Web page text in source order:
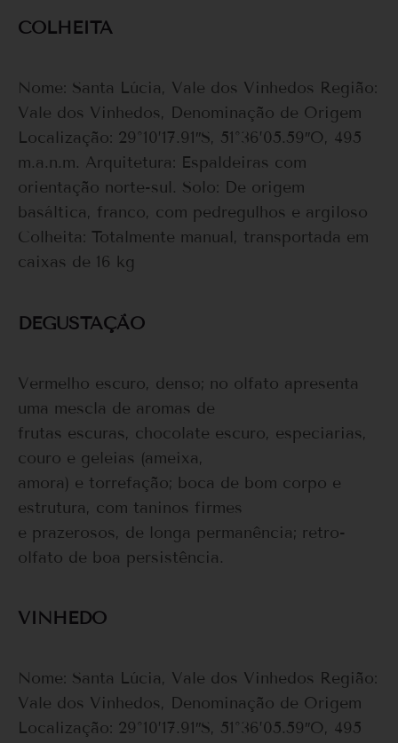
COLHEITA
Nome: Santa Lúcia, Vale dos Vinhedos Região:
Vale dos Vinhedos, Denominação de Origem
Localização: 29°10’17.91″S, 51°36’05.59″O, 495
m.a.n.m. Arquitetura: Espaldeiras com
orientação norte-sul. Solo: De origem
basáltica, franco, com pedregulhos e argiloso
Colheita: Totalmente manual, transportada em
caixas de 16 kg
DEGUSTAÇÃO
Vermelho escuro, denso; no olfato apresenta
uma mescla de aromas de
frutas escuras, chocolate escuro, especiarias,
couro e geleias (ameixa,
amora) e torrefação; boca de bom corpo e
estrutura, com taninos firmes
e prazerosos, de longa permanência; retro-
olfato de boa persistência.
VINHEDO
Nome: Santa Lúcia, Vale dos Vinhedos Região:
Vale dos Vinhedos, Denominação de Origem
Localização: 29°10’17.91″S, 51°36’05.59″O, 495